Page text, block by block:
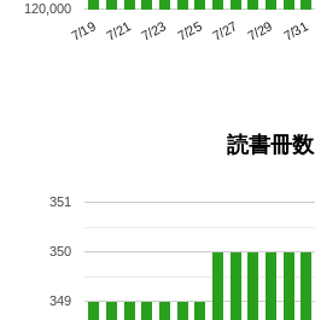
7/19 7/21 7/23 7/25 7/27 7/29 7/31
120,000
読書冊数
349
350
351